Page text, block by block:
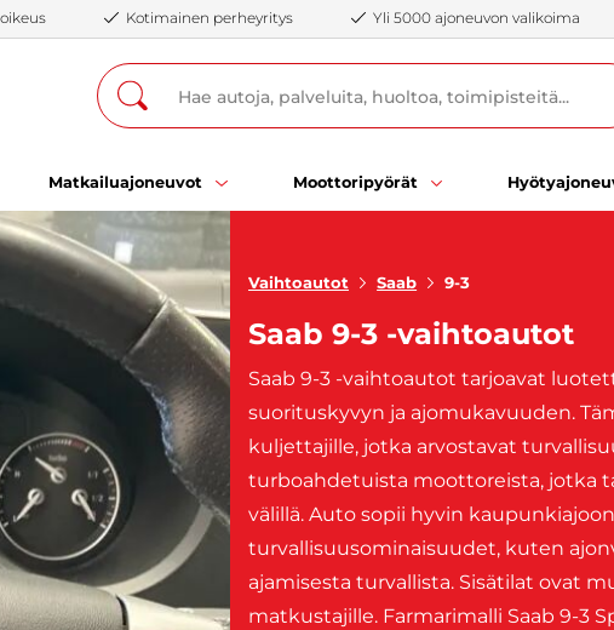
Kotimainen perheyritys Yli 5000 ajoneuvon valikoima
Matkailuajoneuvot Moottoripyörät
Vaihtoautot Saab 9-3
Saab 9-3 -vaihtoautot
Saab 9-3 -vaihtoautot tarjoavat
suorituskyvyn ja ajomukavuuden.
kuljettajille, jotka arvostavat
turboahdetuista moottoreista, jotka
välillä. Auto sopii hyvin
turvallisuusominaisuudet, kuten
ajamisesta turvallista. Sisätilat ovat
matkustajille. Farmarimalli Saab 9-3